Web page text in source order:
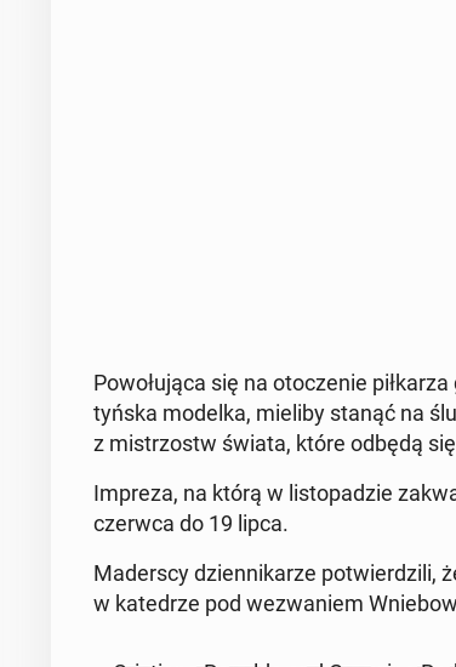
Po­wo­łu­ją­ca się na oto­cze­nie
tyń­ska modelka, mieliby stanąć na
z mi­strzostw świata, które odbędą
Impreza, na którą w li­sto­pa­dzie
czerwca do 19 lipca.
Ma­der­scy dzien­ni­ka­rze po­twier­dzi­li,
w ka­te­drze pod we­zwa­niem